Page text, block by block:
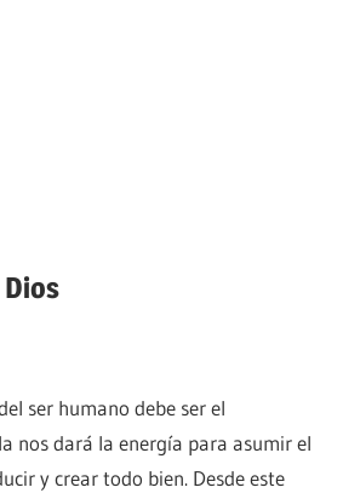
ser humano debe ser el
nos dará la energía para asumir el
y crear todo bien. Desde este